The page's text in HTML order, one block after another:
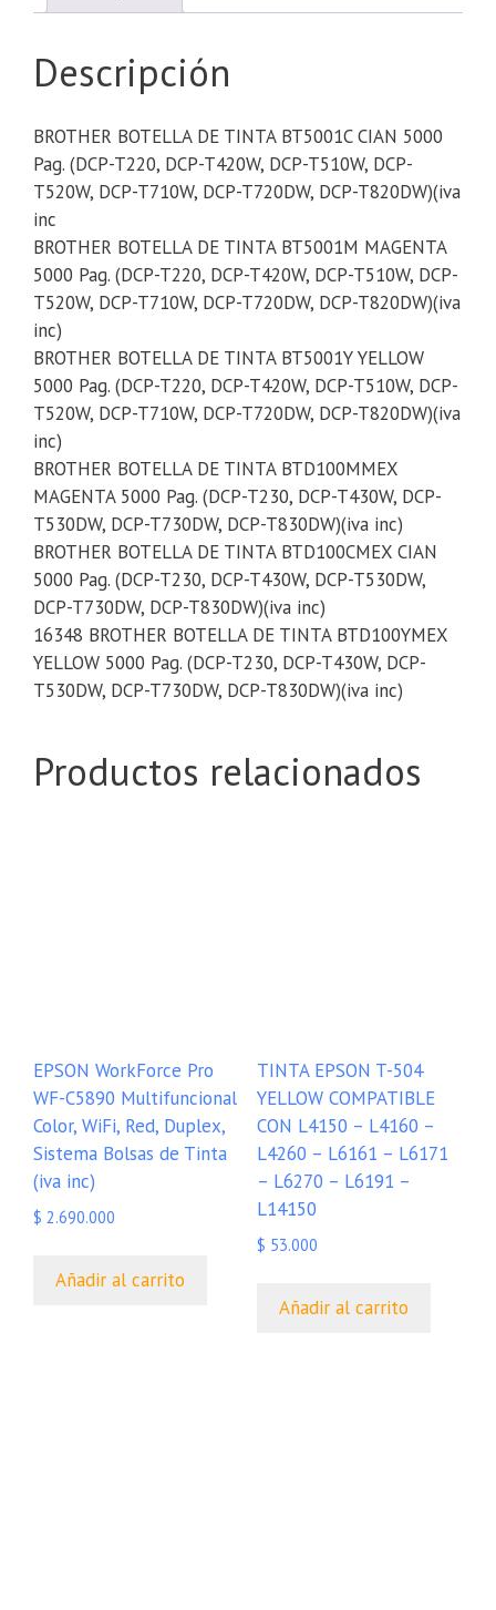
Descripción
BROTHER BOTELLA DE TINTA BT5001C CIAN 5000
Pag. (DCP-T220, DCP-T420W, DCP-T510W, DCP-
T520W, DCP-T710W, DCP-T720DW, DCP-T820DW)(iva
inc
BROTHER BOTELLA DE TINTA BT5001M MAGENTA
5000 Pag. (DCP-T220, DCP-T420W, DCP-T510W, DCP-
T520W, DCP-T710W, DCP-T720DW, DCP-T820DW)(iva
inc)
BROTHER BOTELLA DE TINTA BT5001Y YELLOW
5000 Pag. (DCP-T220, DCP-T420W, DCP-T510W, DCP-
T520W, DCP-T710W, DCP-T720DW, DCP-T820DW)(iva
inc)
BROTHER BOTELLA DE TINTA BTD100MMEX
MAGENTA 5000 Pag. (DCP-T230, DCP-T430W, DCP-
T530DW, DCP-T730DW, DCP-T830DW)(iva inc)
BROTHER BOTELLA DE TINTA BTD100CMEX CIAN
5000 Pag. (DCP-T230, DCP-T430W, DCP-T530DW,
DCP-T730DW, DCP-T830DW)(iva inc)
16348 BROTHER BOTELLA DE TINTA BTD100YMEX
YELLOW 5000 Pag. (DCP-T230, DCP-T430W, DCP-
T530DW, DCP-T730DW, DCP-T830DW)(iva inc)
Productos relacionados
EPSON WorkForce Pro
WF-C5890 Multifuncional
Color, WiFi, Red, Duplex,
Sistema Bolsas de Tinta
(iva inc)
$ 2.690.000
Añadir al carrito
TINTA EPSON T-504
YELLOW COMPATIBLE
CON L4150 – L4160 –
L4260 – L6161 – L6171
– L6270 – L6191 –
L14150
$ 53.000
Añadir al carrito